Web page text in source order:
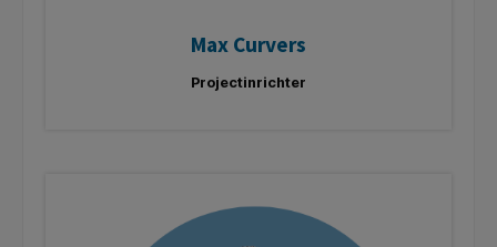
Max Curvers
Projectinrichter